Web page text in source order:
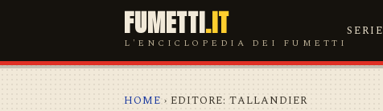
FUMETTI.IT
L'ENCICLOPEDIA DEI FUMETTI
SERIE
HOME › EDITORE: TALLANDIER